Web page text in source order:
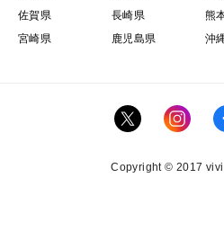
佐賀県
長崎県 熊
宮崎県
鹿児島県 沖
Copyright © 2017